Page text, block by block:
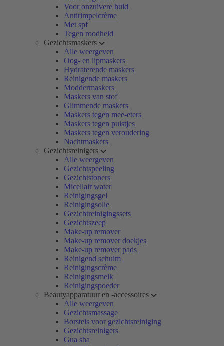
Voor onzuivere huid
Antirimpelcrème
Met spf
Tegen roodheid
Gezichtsmaskers
Alle weergeven
Oog- en lipmaskers
Hydraterende maskers
Reinigende maskers
Moddermaskers
Maskers van stof
Glimmende maskers
Maskers tegen mee-eters
Maskers tegen puistjes
Maskers tegen veroudering
Nachtmaskers
Gezichtsreinigers
Alle weergeven
Gezichtspeeling
Gezichtstoners
Micellair water
Reinigingsgel
Reinigingsolie
Gezichtreinigingssets
Gezichtszeep
Make-up remover
Make-up remover doekjes
Make-up remover pads
Reinigend schuim
Reinigingscrème
Reinigingsmelk
Reinigingspoeder
Beautyapparatuur en -accessoires
Alle weergeven
Gezichtsmassage
Borstels voor gezichtsreiniging
Gezichtsreinigers
Gua sha